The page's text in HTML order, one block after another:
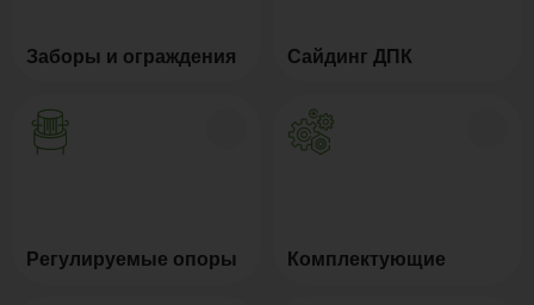
Заборы и ограждения Сайдинг ДПК
Регулируемые опоры Комплектующие